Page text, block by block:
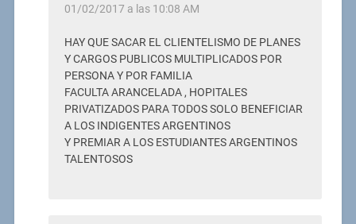
01/02/2017 a las 10:08 AM
HAY QUE SACAR EL CLIENTELISMO DE PLANES
Y CARGOS PUBLICOS MULTIPLICADOS POR
PERSONA Y POR FAMILIA
FACULTA ARANCELADA , HOPITALES
PRIVATIZADOS PARA TODOS SOLO BENEFICIAR
A LOS INDIGENTES ARGENTINOS
Y PREMIAR A LOS ESTUDIANTES ARGENTINOS
TALENTOSOS